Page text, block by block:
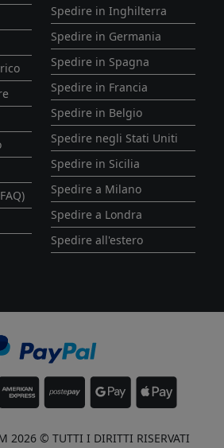
Spedire in Inghilterra
Spedire in Germania
Spedire in Spagna
Spedire in Francia
Spedire in Belgio
Spedire negli Stati Uniti
Spedire in Sicilia
Spedire a Milano
Spedire a Londra
Spedire all'estero
2026 © TUTTI I DIRITTI RISERVATI